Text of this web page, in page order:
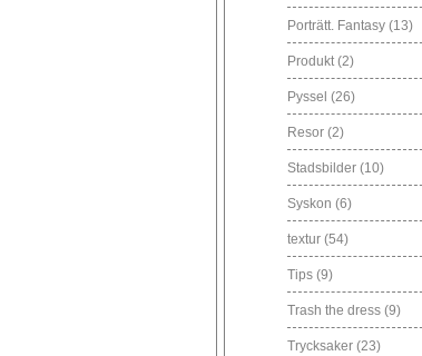
Porträtt. Fantasy (13)
Produkt (2)
Pyssel (26)
Resor (2)
Stadsbilder (10)
Syskon (6)
textur (54)
Tips (9)
Trash the dress (9)
Trycksaker (23)